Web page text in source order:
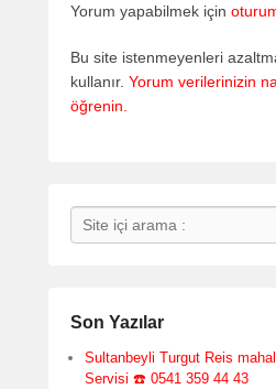
Yorum yapabilmek için
Bu site istenmeyenleri
kullanır. Yorum verilerinizin
öğrenin.
Search
Son Yazılar
Sultanbeyli Turgut Reis
Servisi ☎️ 0541 359 44 43